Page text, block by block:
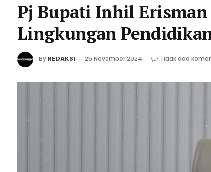
Pj Bupati Inhil
Lingkungan
By REDAKSI 26 November 2024 Tidak ada